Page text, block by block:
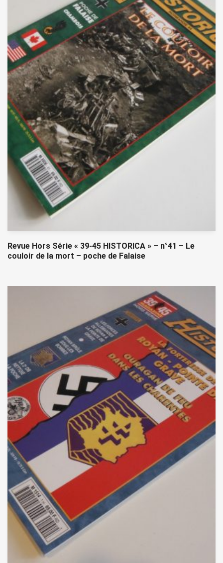
Revue Hors Série « 39-45 HISTORICA » – n°41 – Le
couloir de la mort – poche de Falaise